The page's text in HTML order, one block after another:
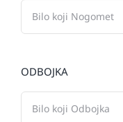
ODBOJKA